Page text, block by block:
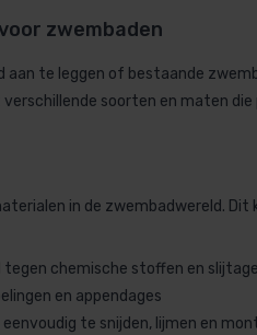
zwembaden
aan te leggen of bestaande
soorten en maten
in de zwembadwereld.
tegen chemische stoffen en
en appendages
eenvoudig te snijden, lijmen en